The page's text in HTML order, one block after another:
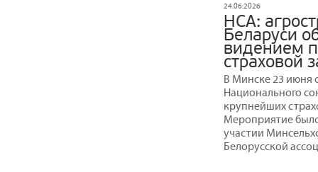
24.06.2026
НСА:
Беларуси
видением
страховой
В Минске 23 июня
Национального
крупнейших
Мероприятие
участии
Белорусской